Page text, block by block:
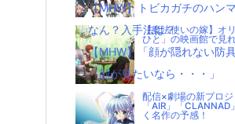
【MHW】トビカガチのハン
なん？入手法は？
【MHW】「顔が隠れない防
「顔が見たいなら・・・」
【魔法使いの嫁】オ
ひと」の映画館で見
配信×劇場の新プロ
「AIR」「
く名作の予感！